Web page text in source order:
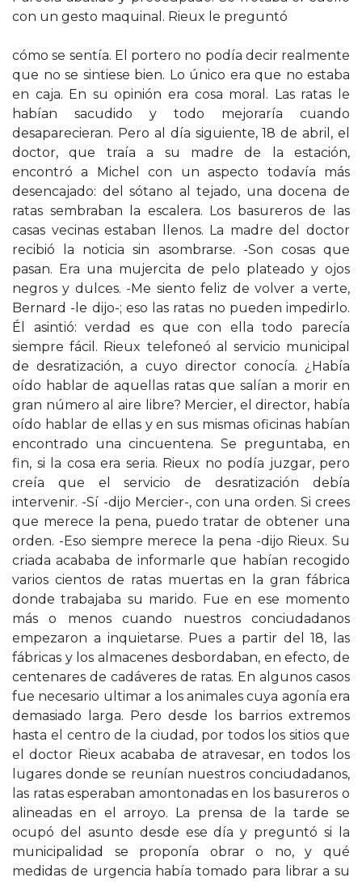
con un gesto maquinal. Rieux le preguntó
cómo se sentía. El portero no podía decir realmente
que no se sintiese bien. Lo único era que no estaba
en caja. En su opinión era cosa moral. Las ratas le
habían sacudido y todo mejoraría cuando
desaparecieran. Pero al día siguiente, 18 de abril, el
doctor, que traía a su madre de la estación,
encontró a Michel con un aspecto todavía más
desencajado: del sótano al tejado, una docena de
ratas sembraban la escalera. Los basureros de las
casas vecinas estaban llenos. La madre del doctor
recibió la noticia sin asombrarse. -Son cosas que
pasan. Era una mujercita de pelo plateado y ojos
negros y dulces. -Me siento feliz de volver a verte,
Bernard -le dijo-; eso las ratas no pueden impedirlo.
Él asintió: verdad es que con ella todo parecía
siempre fácil. Rieux telefoneó al servicio municipal
de desratización, a cuyo director conocía. ¿Había
oído hablar de aquellas ratas que salían a morir en
gran número al aire libre? Mercier, el director, había
oído hablar de ellas y en sus mismas oficinas habían
encontrado una cincuentena. Se preguntaba, en
fin, si la cosa era seria. Rieux no podía juzgar, pero
creía que el servicio de desratización debía
intervenir. -Sí -dijo Mercier-, con una orden. Si crees
que merece la pena, puedo tratar de obtener una
orden. -Eso siempre merece la pena -dijo Rieux. Su
criada acababa de informarle que habían recogido
varios cientos de ratas muertas en la gran fábrica
donde trabajaba su marido. Fue en ese momento
más o menos cuando nuestros conciudadanos
empezaron a inquietarse. Pues a partir del 18, las
fábricas y los almacenes desbordaban, en efecto, de
centenares de cadáveres de ratas. En algunos casos
fue necesario ultimar a los animales cuya agonía era
demasiado larga. Pero desde los barrios extremos
hasta el centro de la ciudad, por todos los sitios que
el doctor Rieux acababa de atravesar, en todos los
lugares donde se reunían nuestros conciudadanos,
las ratas esperaban amontonadas en los basureros o
alineadas en el arroyo. La prensa de la tarde se
ocupó del asunto desde ese día y preguntó si la
municipalidad se proponía obrar o no, y qué
medidas de urgencia había tomado para librar a su